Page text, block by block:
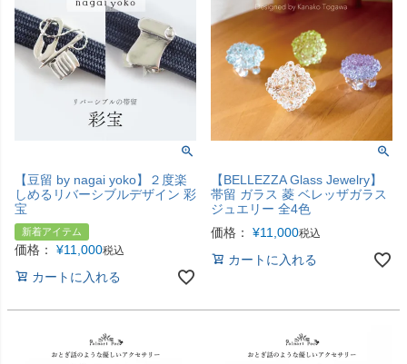
【豆留 by nagai yoko】２度楽
しめるリバーシブルデザイン 彩
宝
新着アイテム
価格： ¥11,000税込
カートに入れる
【BELLEZZA Glass Jewelry】
帯留 ガラス 菱 ベレッザガラス
ジュエリー 全4色
価格：
¥11,000税込
カートに入れる